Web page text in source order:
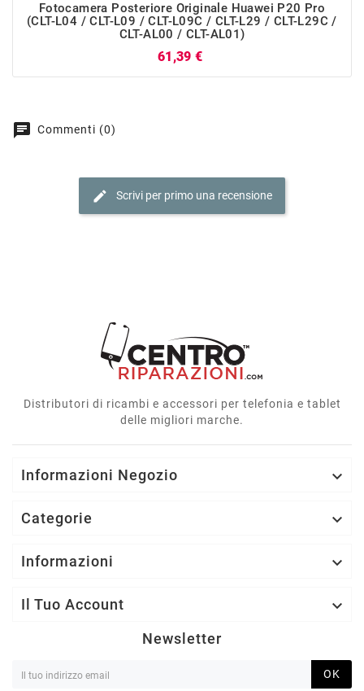
Fotocamera Posteriore Originale Huawei P20 Pro
(CLT-L04 / CLT-L09 / CLT-L09C / CLT-L29 / CLT-L29C /
CLT-AL00 / CLT-AL01)
61,39 €
chat Commenti (0)
edit Scrivi per primo una recensione
Distributori di ricambi e accessori per telefonia e tablet
delle migliori marche.
Informazioni Negozio 
Categorie 
Informazioni 
Il Tuo Account 
Newsletter
OK